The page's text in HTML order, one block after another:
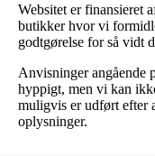
Websitet er finansieret
butikker hvor vi
godtgørelse for så vidt
Anvisninger angående
hyppigt, men vi kan
muligvis er udført efter
oplysninger.